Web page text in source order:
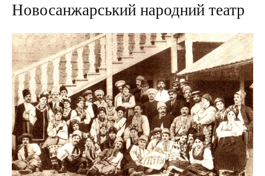
Новосанжарський народний театр